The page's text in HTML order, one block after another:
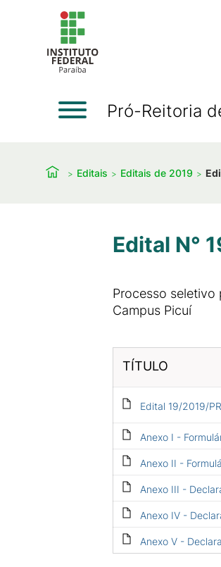
Pró-Reitoria
Editais Editais de 2019
Edital N°
Processo seletivo
Campus Picuí
TÍTULO
Edital 19/2019/
Anexo I -
Anexo II -
Anexo III -
Anexo IV -
Anexo V -